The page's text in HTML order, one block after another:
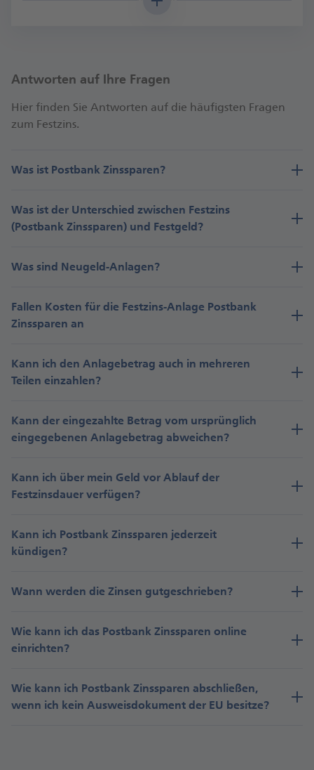
Neugeld
Bestehendes Guthaben
6 Monate
2,60%
Bestehendes Guthaben
12 Monate
Antworten auf Ihre Fragen
Hier finden Sie Antworten auf die häufigsten Fragen
zum Festzins.
Was ist Postbank Zinssparen?
Was ist der Unterschied zwischen Festzins
(Postbank Zinssparen) und Festgeld?
Was sind Neugeld-Anlagen?
Fallen Kosten für die Festzins-Anlage Postbank
Zinssparen an
Kann ich den Anlagebetrag auch in mehreren
Teilen einzahlen?
Kann der eingezahlte Betrag vom ursprünglich
eingegebenen Anlagebetrag abweichen?
Kann ich über mein Geld vor Ablauf der
Festzinsdauer verfügen?
Kann ich Postbank Zinssparen jederzeit
kündigen?
Wann werden die Zinsen gutgeschrieben?
Wie kann ich das Postbank Zinssparen online
einrichten?
Wie kann ich Postbank Zinssparen abschließen,
wenn ich kein Ausweisdokument der EU besitze?